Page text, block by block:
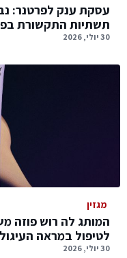
עסקת ענק לפרטנר:
תשתיות התקשורת
30 יולי, 2026
מגזין
המותג לה רוש פוזה
לטיפול במראה
30 יולי, 2026